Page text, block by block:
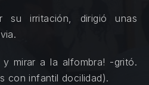
su irritación, dirigió unas
y mirar a la alfombra! -gritó.
con infantil docilidad).